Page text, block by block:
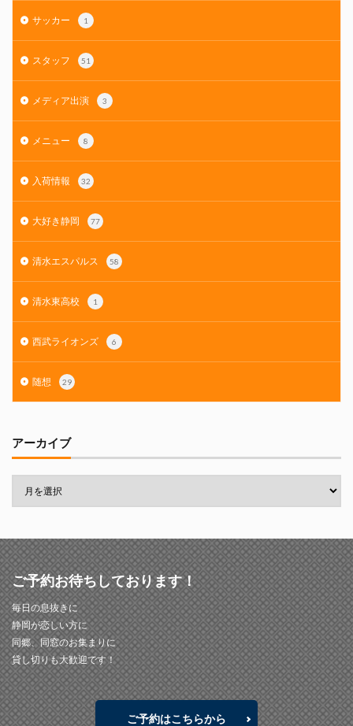
サッカー 1
スタッフ 51
メディア出演 3
メニュー 8
入荷情報 32
大好き静岡 77
清水エスパルス 58
清水東高校 1
西武ライオンズ 6
随想 29
アーカイブ
ご予約お待ちしております！
毎日の息抜きに
静岡が恋しい方に
同郷、同窓のお集まりに
貸し切りも大歓迎です！
ご予約はこちらから